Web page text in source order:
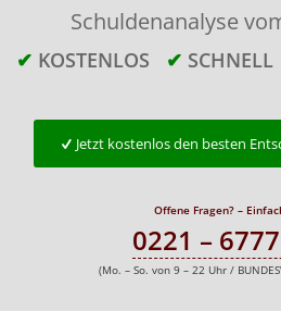
Schuldenanalyse
✔ KOSTENLOS ✔ SCHNELL
Jetzt kostenlos den besten
Offene Fragen? –
0221 –
(Mo. – So. von 9 – 22 Uhr /